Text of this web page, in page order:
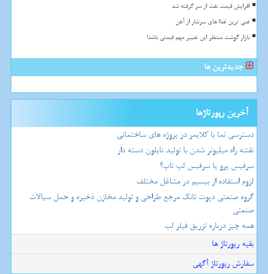
افزایش قیمت نفت از سر گرفته شد
غنی ترین غذا های سرشار از آهن
بازار گوشت منتظر این تغییر مهم قیمتی باشد!
جدیدترین ها
آخرین رپورتاژها
دسترسی نما با کلایمر در پروژه های ساختمانی
نقشه راه میلیونر شدن با تولید نایلون دسته دار
سرفیس پرو یا سرفیس لپ تاپ؟
لزوم استفاده از بیسیم در مشاغل مختلف
گروه صنعتی دپوت تانک مرجع طراحی و تولید مخازن ذخیره و حمل سیالات
صنعتی
همه چیز درباره تزریق فیلر لب
بقیه رپورتاژ ها
سفارش رپورتاژ آگهی